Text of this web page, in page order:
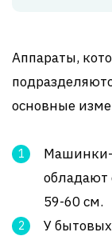
Аппараты,
основные
Машинки-
59-60 см.
У